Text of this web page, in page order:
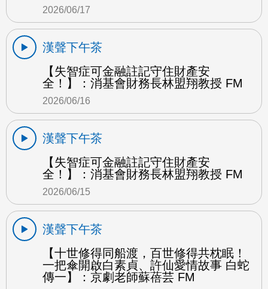
2026/06/17
漢聲下午茶
【失智症可金融註記守住財產安
全！】：消基會財務長林盟翔教授 FM
2026/06/16
漢聲下午茶
【失智症可金融註記守住財產安
全！】：消基會財務長林盟翔教授 FM
2026/06/15
漢聲下午茶
【十世修得同船渡，百世修得共枕眠！
一把傘開啟白素貞、許仙愛情故事 白蛇
傳一】：京劇老師蘇蓓芸 FM